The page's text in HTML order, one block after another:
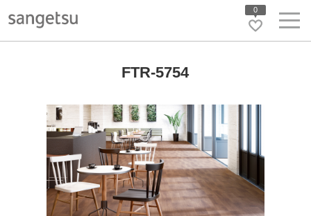
0
FTR-5754